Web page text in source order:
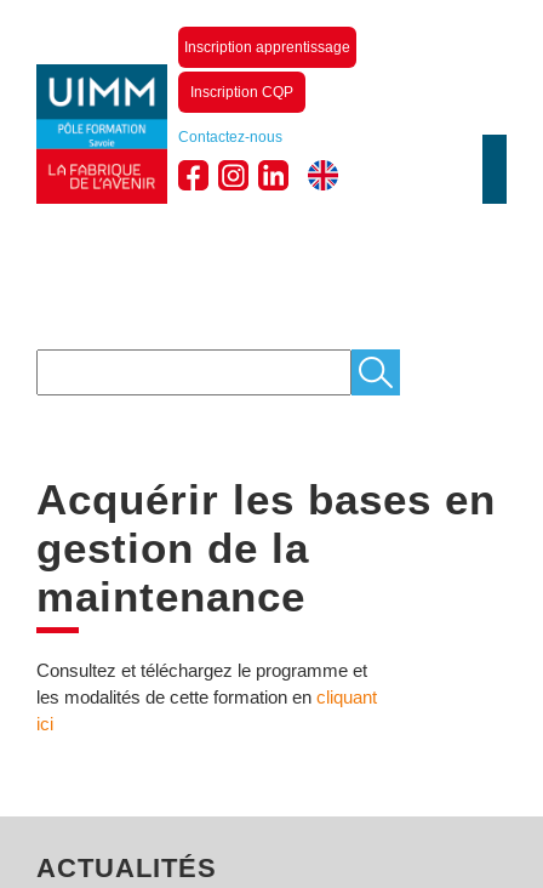
Inscription apprentissage
Inscription CQP
Contactez-nous
Acquérir les bases en
gestion de la
maintenance
Consultez et téléchargez le programme et
les modalités de cette formation en cliquant
ici
ACTUALITÉS